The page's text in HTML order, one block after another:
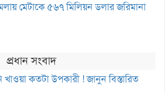
মেটাকে ৫৬৭ মিলিয়ন ডলার জরিমানা
প্রধান সংবাদ
কতটা উপকারী ! জানুন বিস্তারিত